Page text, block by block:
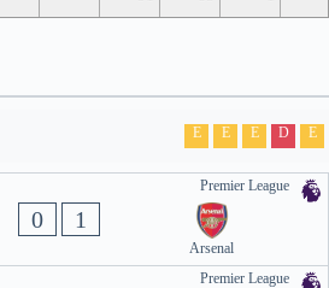
E E E D E
Premier League
0 1
Arsenal
Premier League